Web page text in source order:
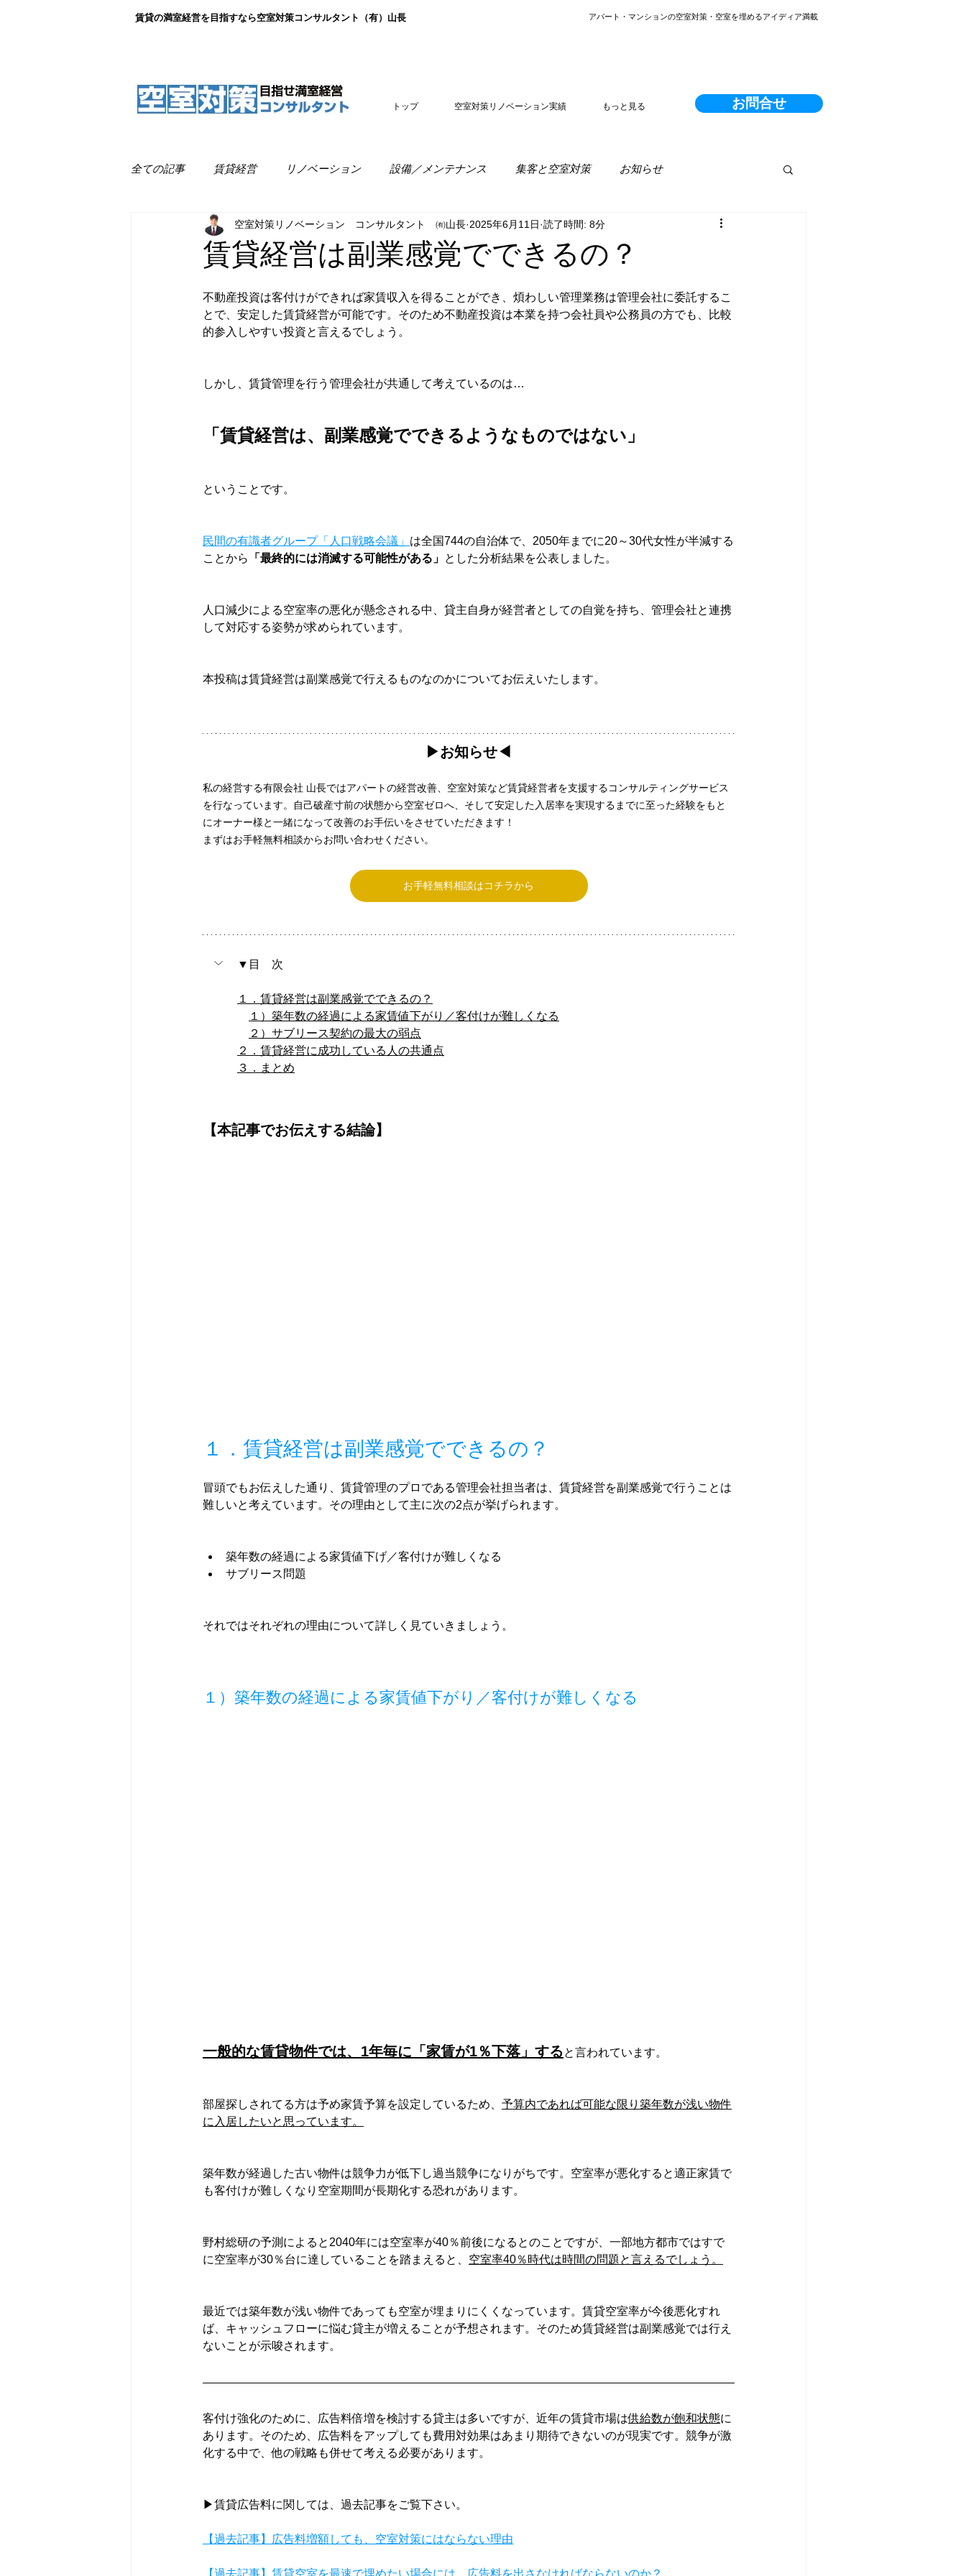
賃貸の満室経営を目指すなら空室対策コンサルタント（有）山長 ​アパート・マンションの空室対策・空室を埋めるアイディア満載
トップ 空室対策リノベーション実績 もっと見る お問合せ
全ての記事 賃貸経営 リノベーション 設備／メンテナンス 集客と空室対策 お知らせ
リノベーション事例紹介 満室経営 リノベーションの疑問
賃貸経営は副業感覚でできるの？
空室対策リノベーション コンサルタント ㈲山長 2025年6月11日 読了時間: 8分
不動産投資は客付けができれば家賃収入を得ることができ、煩わしい管理業務は管理会社に委託するこ
とで、安定した賃貸経営が可能です。そのため不動産投資は本業を持つ会社員や公務員の方でも、比較
的参入しやすい投資と言えるでしょう。
しかし、賃貸管理を行う管理会社が共通して考えているのは…
「賃貸経営は、副業感覚でできるようなものではない」
ということです。
民間の有識者グループ「人口戦略会議」 は全国744の自治体で、2050年までに20～30代女性が半減する
ことから
「最終的には消滅する可能性がある」 とした分析結果を公表しました。
人口減少による空室率の悪化が懸念される中、貸主自身が経営者としての自覚を持ち、管理会社と連携
して対応する姿勢が求められています。
本投稿は賃貸経営は副業感覚で行えるものなのかについてお伝えいたします。
▶︎お知らせ◀︎
私の経営する有限会社 山長ではアパートの経営改善、空室対策など賃貸経営者を支援するコンサルティングサービス
を行なっています。自己破産寸前の状態から空室ゼロへ、そして安定した入居率を実現するまでに至った経験をもと
にオーナー様と一緒になって改善のお手伝いをさせていただきます！
まずはお手軽無料相談からお問い合わせください。
お手軽無料相談はコチラから
▼目　次
１．賃貸経営は副業感覚でできるの？
１）築年数の経過による家賃値下がり／客付けが難しくなる
２）サブリース契約の最大の弱点
２．賃貸経営に成功している人の共通点
３．まとめ
【本記事でお伝えする結論】
１．賃貸経営は副業感覚でできるの？
冒頭でもお伝えした通り、賃貸管理のプロである管理会社担当者は、賃貸経営を副業感覚で行うことは
難しいと考えています。その理由として主に次の2点が挙げられます。
築年数の経過による家賃値下げ／客付けが難しくなる
サブリース問題
それではそれぞれの理由について詳しく見ていきましょう。
１）築年数の経過による家賃値下がり／客付けが難しくなる
一般的な賃貸物件では、1年毎に「家賃が1％下落」すると言われています。
部屋探しされてる方は予め家賃予算を設定しているため、 予算内であれば可能な限り築年数が浅い物件
に入居したいと思っています。
築年数が経過した古い物件は競争力が低下し過当競争になりがちです。空室率が悪化すると適正家賃で
も客付けが難しくなり空室期間が長期化する恐れがあります。
野村総研の予測によると2040年には空室率が40％前後になるとのことですが、一部地方都市ではすで
に空室率が30％台に達していることを踏まえると、 空室率40％時代は時間の問題と言えるでしょう。
最近では築年数が浅い物件であっても空室が埋まりにくくなっています。賃貸空室率が今後悪化すれ
ば、キャッシュフローに悩む貸主が増えることが予想されます。そのため賃貸経営は副業感覚では行え
ないことが示唆されます。
客付け強化のために、広告料倍増を検討する貸主は多いですが、近年の賃貸市場は供給数が飽和状態に
あります。そのため、広告料をアップしても費用対効果はあまり期待できないのが現実です。競争が激
化する中で、他の戦略も併せて考える必要があります。
▶賃貸広告料に関しては、過去記事をご覧下さい。
【過去記事】広告料増額しても、空室対策にはならない理由